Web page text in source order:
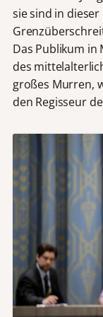
sie sind in dieser
Das Publikum in
des
großes Murren,
den Regisseur